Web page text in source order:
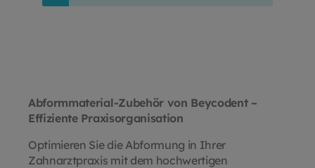
Abformmaterial-Zubehör von Beycodent –
Effiziente Praxisorganisation
Optimieren Sie die Abformung in Ihrer
Zahnarztpraxis mit dem hochwertigen